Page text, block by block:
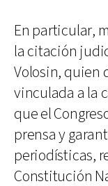
En particular,
la citación
Volosin, quien
vinculada a la
que el
prensa y
periodísticas,
Constitución